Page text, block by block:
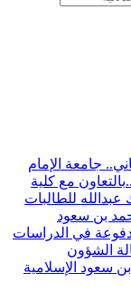
جامعة الإمام
بالتعاون مع كلية
للطالبات
بن سعود
في الدراسات
الشؤون
سعود الإسلامية